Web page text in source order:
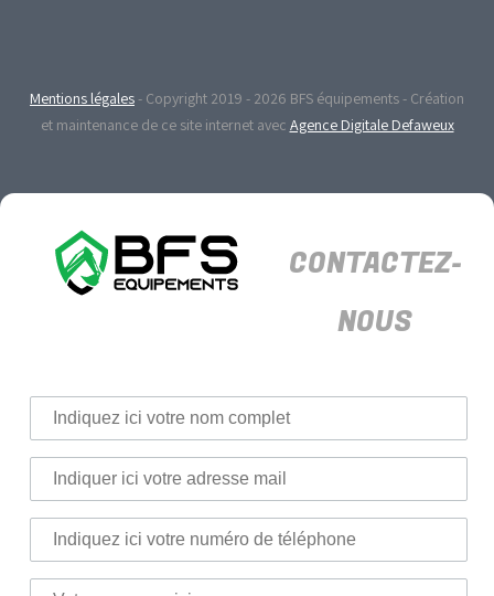
Mentions légales- Copyright 2019 - 2026 BFS équipements - Création
et maintenance de ce site internet avec Agence Digitale Defaweux
CONTACTEZ-
NOUS